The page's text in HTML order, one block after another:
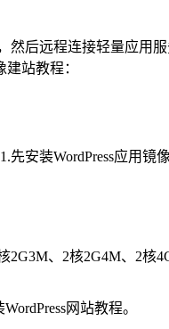
然后远程连接轻量应
站教程：
安装WordPress应用
、2核2G4M、2核
网站教程。